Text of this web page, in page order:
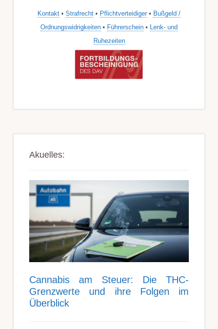
Kontakt • Strafrecht • Pflichtverteidiger • Bußgeld /
Ordnungswidrigkeiten • Führerschein • Lenk- und
Ruhezeiten
Akuelles:
Can­nabis am Steu­er: Die THC-
Grenz­werte und ihre Folgen im
Über­blick